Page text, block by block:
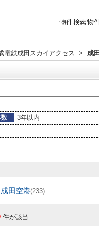
物件検索物
電鉄成田スカイアクセス > 成
3年以内
成田空港(233)
件が該当